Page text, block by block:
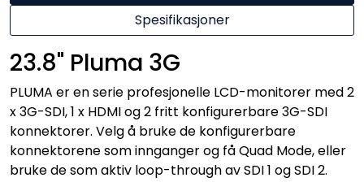
Spesifikasjoner
23.8" Pluma 3G
PLUMA er en serie profesjonelle LCD-monitorer med 2
x 3G-SDI, 1 x HDMI og 2 fritt konfigurerbare 3G-SDI
konnektorer. Velg å bruke de konfigurerbare
konnektorene som innganger og få Quad Mode, eller
bruke de som aktiv loop-through av SDI 1 og SDI 2.